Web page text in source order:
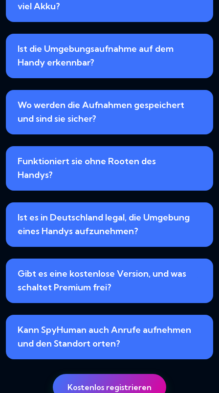
viel Akku?
Ist die Umgebungsaufnahme auf dem
Handy erkennbar?
Wo werden die Aufnahmen gespeichert
und sind sie sicher?
Funktioniert sie ohne Rooten des
Handys?
Ist es in Deutschland legal, die Umgebung
eines Handys aufzunehmen?
Gibt es eine kostenlose Version, und was
schaltet Premium frei?
Kann SpyHuman auch Anrufe aufnehmen
und den Standort orten?
Kostenlos registrieren